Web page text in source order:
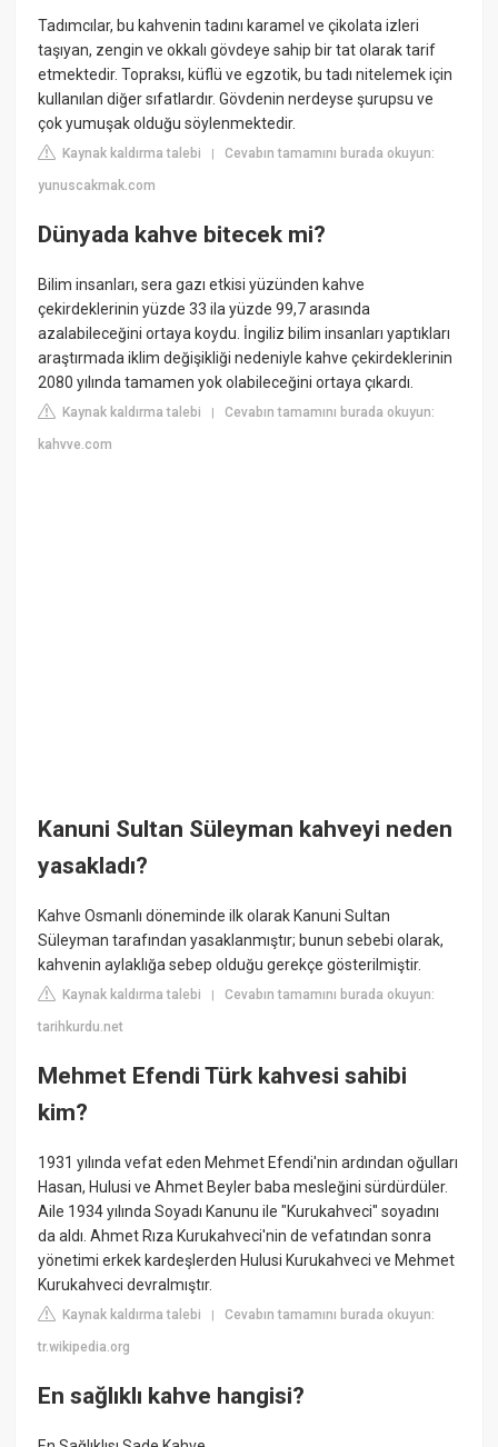
Tadımcılar, bu kahvenin tadını karamel ve çikolata izleri
taşıyan, zengin ve okkalı gövdeye sahip bir tat olarak tarif
etmektedir. Topraksı, küflü ve egzotik, bu tadı nitelemek için
kullanılan diğer sıfatlardır. Gövdenin nerdeyse şurupsu ve
çok yumuşak olduğu söylenmektedir.
Kaynak kaldırma talebi |Cevabın tamamını burada okuyun:
yunuscakmak.com
Dünyada kahve bitecek mi?
Bilim insanları, sera gazı etkisi yüzünden kahve
çekirdeklerinin yüzde 33 ila yüzde 99,7 arasında
azalabileceğini ortaya koydu. İngiliz bilim insanları yaptıkları
araştırmada iklim değişikliği nedeniyle kahve çekirdeklerinin
2080 yılında tamamen yok olabileceğini ortaya çıkardı.
Kaynak kaldırma talebi |Cevabın tamamını burada okuyun:
kahvve.com
Kanuni Sultan Süleyman kahveyi neden
yasakladı?
Kahve Osmanlı döneminde ilk olarak Kanuni Sultan
Süleyman tarafından yasaklanmıştır; bunun sebebi olarak,
kahvenin aylaklığa sebep olduğu gerekçe gösterilmiştir.
Kaynak kaldırma talebi |Cevabın tamamını burada okuyun:
tarihkurdu.net
Mehmet Efendi Türk kahvesi sahibi
kim?
1931 yılında vefat eden Mehmet Efendi'nin ardından oğulları
Hasan, Hulusi ve Ahmet Beyler baba mesleğini sürdürdüler.
Aile 1934 yılında Soyadı Kanunu ile "Kurukahveci" soyadını
da aldı. Ahmet Rıza Kurukahveci'nin de vefatından sonra
yönetimi erkek kardeşlerden Hulusi Kurukahveci ve Mehmet
Kurukahveci devralmıştır.
Kaynak kaldırma talebi |Cevabın tamamını burada okuyun:
tr.wikipedia.org
En sağlıklı kahve hangisi?